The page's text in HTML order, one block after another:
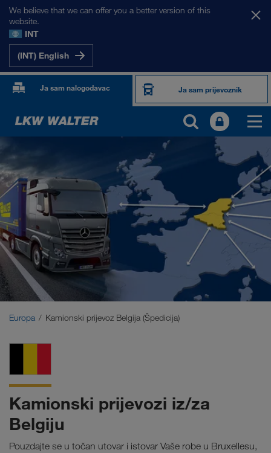
We believe that we can offer you a better version of this
website.
INT
(INT) English
Ja sam nalogodavac Ja sam prijevoznik
NAŠA TRŽIŠTA
Europa
Srednja Azija
Rusija
Bliski Istok
Europa Kamionski prijevoz Belgija (Špedicija)
Kamionski prijevozi iz/za
Belgiju
Pouzdajte se u točan utovar i istovar Vaše robe u Bruxellesu,